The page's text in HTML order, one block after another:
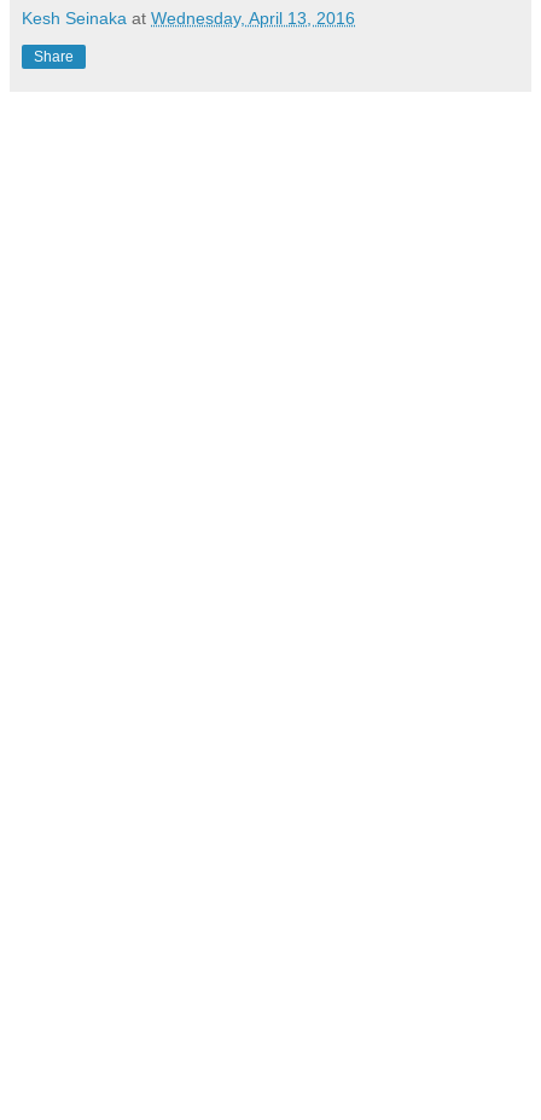
Kesh Seinaka at Wednesday, April 13, 2016
Share